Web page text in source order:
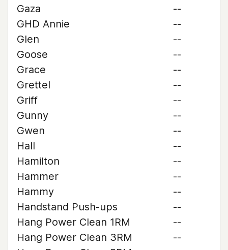
Gaza
--
GHD Annie
--
Glen
--
Goose
--
Grace
--
Grettel
--
Griff
--
Gunny
--
Gwen
--
Hall
--
Hamilton
--
Hammer
--
Hammy
--
Handstand Push-ups
--
Hang Power Clean 1RM
--
Hang Power Clean 3RM
--